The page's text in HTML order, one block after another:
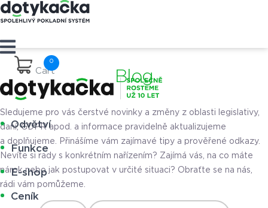
Cart
Odvětví
Funkce
E-shop
Ceník
Blog
Sledujeme pro vás čerstvé novinky a změny z oblasti legislativy,
daní, GDPR apod. a informace pravidelně aktualizujeme
a doplňujeme. Přinášíme vám zajímavé tipy a prověřené odkazy.
Nevíte si rady s konkrétním nařízením? Zajímá vás, na co máte
nárok nebo jak postupovat v určité situaci? Obraťte se na nás,
rádi vám pomůžeme.